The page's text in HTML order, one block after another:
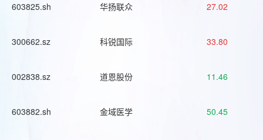
603825.sh 华扬联众 27.02
300662.sz 科锐国际 33.80
002838.sz 道恩股份 11.46
603882.sh 金域医学 50.45